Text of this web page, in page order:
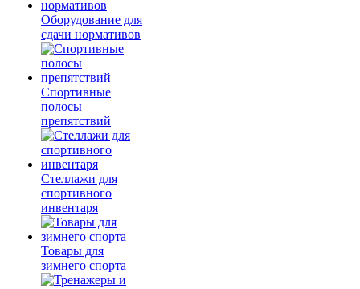
Оборудование для
сдачи нормативов
Спортивные
полосы
препятствий
Стеллажи для
спортивного
инвентаря
Товары для
зимнего спорта